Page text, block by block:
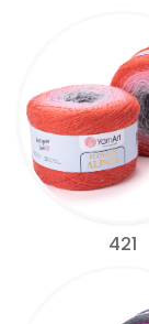
421